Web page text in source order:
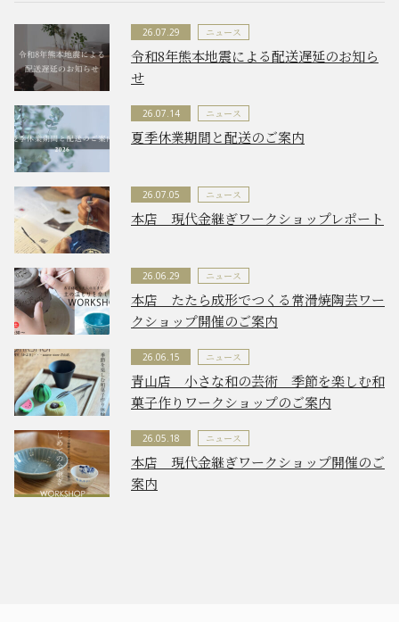
26.07.29 ニュース
令和8年熊本地震による配送遅延のお知ら
せ
26.07.14 ニュース
夏季休業期間と配送のご案内
26.07.05 ニュース
本店 現代金継ぎワークショップレポート
26.06.29 ニュース
本店 たたら成形でつくる常滑焼陶芸ワー
クショップ開催のご案内
26.06.15 ニュース
青山店 小さな和の芸術 季節を楽しむ和
菓子作りワークショップのご案内
26.05.18 ニュース
本店 現代金継ぎワークショップ開催のご
案内